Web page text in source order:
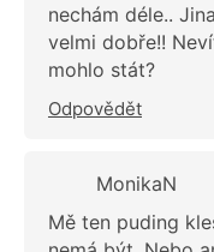
nechám déle..
velmi dobře!!
mohlo stát?
Odpovědět
MonikaN
Mě ten puding